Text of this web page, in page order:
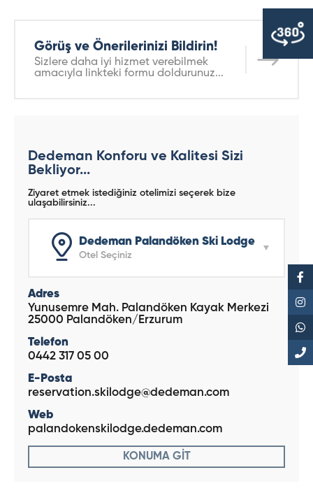
Görüş ve Önerilerinizi Bildirin!
Sizlere daha iyi hizmet verebilmek
amacıyla linkteki formu doldurunuz...
Dedeman Konforu ve Kalitesi Sizi
Bekliyor...
Ziyaret etmek istediğiniz otelimizi seçerek bize
ulaşabilirsiniz...
Dedeman Palandöken Ski Lodge
Otel Seçiniz
Adres
Yunusemre Mah. Palandöken Kayak Merkezi
25000 Palandöken/Erzurum
Telefon
0442 317 05 00
E-Posta
reservation.skilodge@dedeman.com
Web
palandokenskilodge.dedeman.com
KONUMA GİT